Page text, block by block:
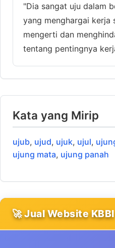
"Dia sangat uju dalam
yang menghargai kerja
mengerti dan
tentang pentingnya
Kata yang Mirip
ujub, ujud, ujuk, ujul,
ujung mata, ujung panah
🚀 Jual Website KBBI